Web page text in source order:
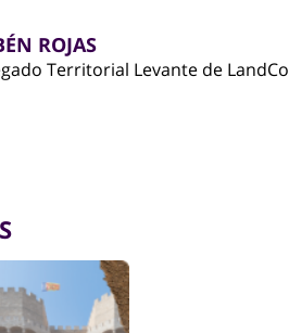
ROJAS
Territorial Levante de